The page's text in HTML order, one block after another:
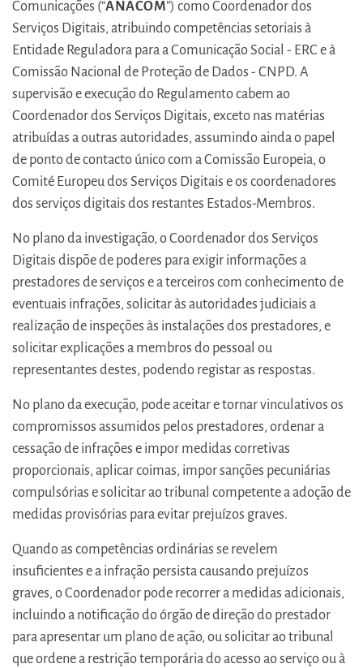
Comunicações (“ANACOM”) como Coordenador dos
Serviços Digitais, atribuindo competências setoriais à
Entidade Reguladora para a Comunicação Social - ERC e à
Comissão Nacional de Proteção de Dados - CNPD. A
supervisão e execução do Regulamento cabem ao
Coordenador dos Serviços Digitais, exceto nas matérias
atribuídas a outras autoridades, assumindo ainda o papel
de ponto de contacto único com a Comissão Europeia, o
Comité Europeu dos Serviços Digitais e os coordenadores
dos serviços digitais dos restantes Estados-Membros.
No plano da investigação, o Coordenador dos Serviços
Digitais dispõe de poderes para exigir informações a
prestadores de serviços e a terceiros com conhecimento de
eventuais infrações, solicitar às autoridades judiciais a
realização de inspeções às instalações dos prestadores, e
solicitar explicações a membros do pessoal ou
representantes destes, podendo registar as respostas.
No plano da execução, pode aceitar e tornar vinculativos os
compromissos assumidos pelos prestadores, ordenar a
cessação de infrações e impor medidas corretivas
proporcionais, aplicar coimas, impor sanções pecuniárias
compulsórias e solicitar ao tribunal competente a adoção de
medidas provisórias para evitar prejuízos graves.
Quando as competências ordinárias se revelem
insuficientes e a infração persista causando prejuízos
graves, o Coordenador pode recorrer a medidas adicionais,
incluindo a notificação do órgão de direção do prestador
para apresentar um plano de ação, ou solicitar ao tribunal
que ordene a restrição temporária do acesso ao serviço ou à